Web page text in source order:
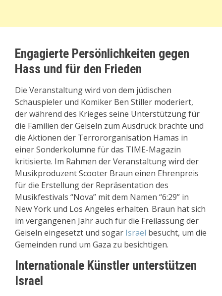
Engagierte Persönlichkeiten gegen
Hass und für den Frieden
Die Veranstaltung wird von dem jüdischen
Schauspieler und Komiker Ben Stiller moderiert,
der während des Krieges seine Unterstützung für
die Familien der Geiseln zum Ausdruck brachte und
die Aktionen der Terrororganisation Hamas in
einer Sonderkolumne für das TIME-Magazin
kritisierte. Im Rahmen der Veranstaltung wird der
Musikproduzent Scooter Braun einen Ehrenpreis
für die Erstellung der Repräsentation des
Musikfestivals “Nova” mit dem Namen “6:29” in
New York und Los Angeles erhalten. Braun hat sich
im vergangenen Jahr auch für die Freilassung der
Geiseln eingesetzt und sogar Israel besucht, um die
Gemeinden rund um Gaza zu besichtigen.
Internationale Künstler unterstützen
Israel